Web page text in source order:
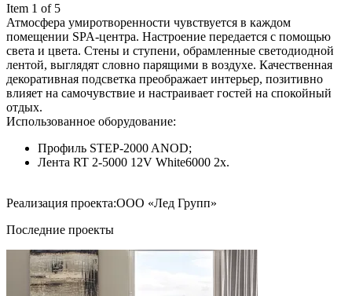
Item 1 of 5
Атмосфера умиротворенности чувствуется в каждом
помещении SPA-центра. Настроение передается с помощью
света и цвета. Стены и ступени, обрамленные светодиодной
лентой, выглядят словно парящими в воздухе. Качественная
декоративная подсветка преображает интерьер, позитивно
влияет на самочувствие и настраивает гостей на спокойный
отдых.
Использованное оборудование:
Профиль STEP-2000 ANOD;
Лента RT 2-5000 12V White6000 2x.
Реализация проекта:ООО «Лед Групп»
Последние проекты